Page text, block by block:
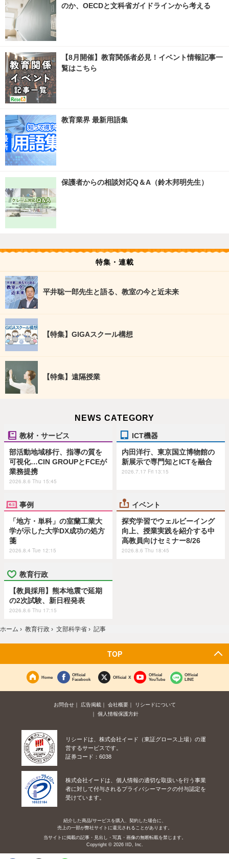
のか、OECDと文科省ガイドラインから考える
【8月開催】教育関係者必見！イベント情報記事一
覧はこちら
教育業界 最新用語集
保護者からの相談対応Q＆A（鈴木邦明先生）
特集・連載
平井聡一郎先生と語る、教室の今と近未来
【特集】GIGAスクール構想
【特集】遠隔授業
NEWS CATEGORY
教材・サービス
部活動地域移行、指導の質を
可視化…CIN GROUPとFCEが
業務提携
2026.8.6 Thu 15:45
ICT機器
内田洋行、東京国立博物館の
新展示で専門知とICTを融合
2026.7.17 Fri 13:15
事例
「地方・単科」の室蘭工業大
学が示した大学DX成功の処方
箋
2026.8.4 Tue 12:15
イベント
探究学習でウェルビーイング
向上、授業実践を紹介する中
高教員向けセミナー8/26
2026.8.6 Thu 18:45
教育行政
【教員採用】熊本地震で延期
の2次試験、新日程発表
2026.8.6 Thu 17:15
ホーム › 教育行政 › 文部科学省 › 記事
TOP
Home
Official
Facebook
Official X
Official
YouTube
Official
LINE
お問合せ 広告掲載 会社概要
リシードについて
個人情報保護方針
リシードは、株式会社イード（東証グロース上場）の運
営するサービスです。
証券コード：6038
株式会社イードは、個人情報の適切な取扱いを行う事業
者に対して付与されるプライバシーマークの付与認定を
受けています。
紹介した商品/サービスを購入、契約した場合に、
売上の一部が弊社サイトに還元されることがあります。
当サイトに掲載の記事・見出し・写真・画像の無断転載を禁じます。
Copyright © 2026 IID, Inc.